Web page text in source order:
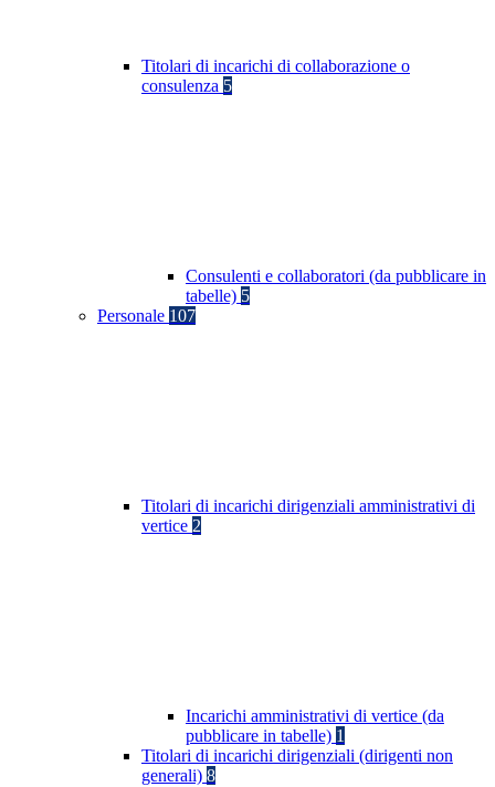
Titolari di incarichi di collaborazione o
consulenza 5
Consulenti e collaboratori (da pubblicare in
tabelle) 5
Personale 107
Titolari di incarichi dirigenziali amministrativi di
vertice 2
Incarichi amministrativi di vertice (da
pubblicare in tabelle) 1
Titolari di incarichi dirigenziali (dirigenti non
generali) 8